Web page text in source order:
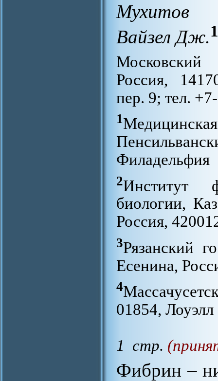
Мухитов
Вайзел Дж.1
Московский
Россия,
пер. 9; тел.
1
Филадельфия
2Институт
биологии,
Россия,
3Рязанский
Есенина,
4
01854, Лоуэлл
1 стр.
Фибрин –